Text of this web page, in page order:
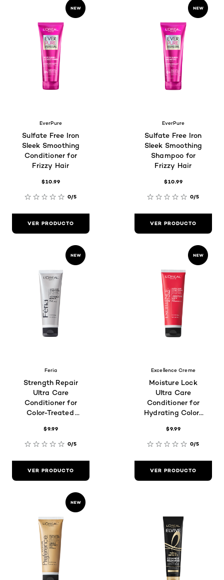
EverPure
Sulfate Free Iron
Sleek Smoothing
Conditioner for
Frizzy Hair
$10.99
0/5
VER PRODUCTO
EverPure
Sulfate Free Iron
Sleek Smoothing
Shampoo for
Frizzy Hair
$10.99
0/5
VER PRODUCTO
Feria
Strength Repair
Ultra Care
Conditioner for
Color-Treated
$9.99
0/5
VER PRODUCTO
Excellence Creme
Moisture Lock
Ultra Care
Conditioner for
Hydrating Color-
$9.99
0/5
VER PRODUCTO